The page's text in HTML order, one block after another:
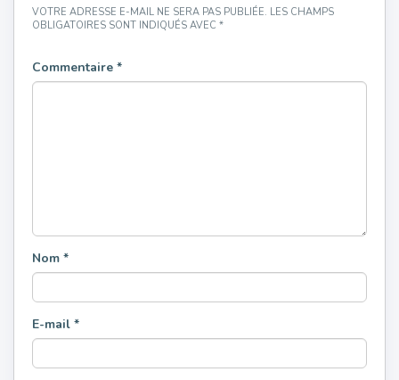
VOTRE ADRESSE E-MAIL NE SERA PAS PUBLIÉE. LES CHAMPS
OBLIGATOIRES SONT INDIQUÉS AVEC *
Commentaire *
Nom *
E-mail *